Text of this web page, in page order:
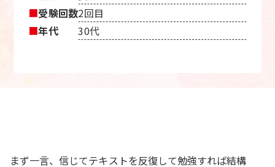
■受験回数2回目
■年代 30代
まず一言、信じてテキストを反復して勉強すれば結構